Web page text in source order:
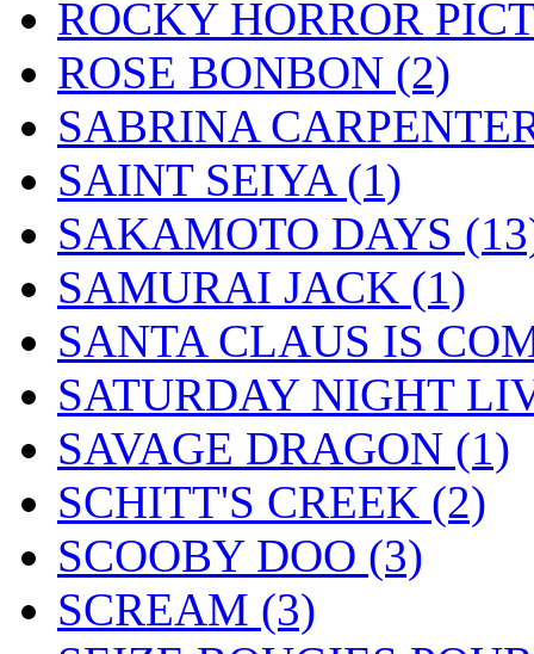
ROCKY HORROR
ROSE BONBON (2)
SABRINA
SAINT SEIYA (1)
SAKAMOTO DAYS
SAMURAI JACK (1)
SANTA CLAUS IS
SATURDAY NIGHT
SAVAGE DRAGON (1)
SCHITT'S CREEK (2)
SCOOBY DOO (3)
SCREAM (3)